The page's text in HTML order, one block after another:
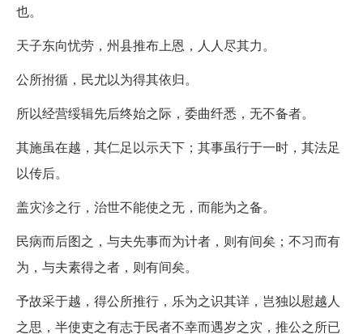
也。
天子东向忧劳，州县推布上恩，人人尽其力。
公所拊循，民尤以为得其依归。
所以经营绥辑先后终始之际，委曲纤悉，无不备者。
其施虽在越，其仁足以示天下；其事虽行于一时，其法足
以传后。
盖灾沴之行，治世不能使之无，而能为之备。
民病而后图之，与夫先事而为计者，则有间矣；不习而有
为，与夫素得之者，则有间矣。
予故采于越，得公所推行，乐为之识其详，岂独以慰越人
之思，半使吏之有志于民者不幸而遇岁之灾，推公之所已